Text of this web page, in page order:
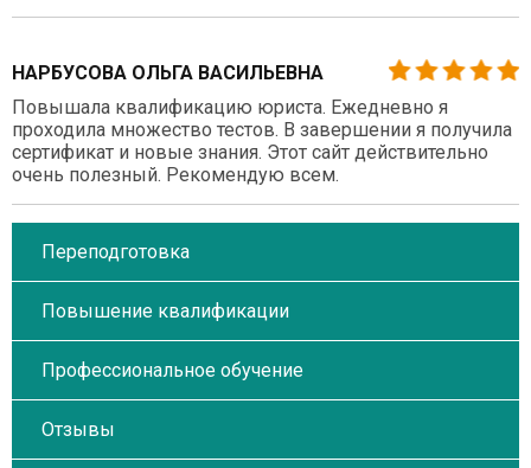
НАРБУСОВА ОЛЬГА ВАСИЛЬЕВНА
Повышала квалификацию юриста. Ежедневно я
проходила множество тестов. В завершении я получила
сертификат и новые знания. Этот сайт действительно
очень полезный. Рекомендую всем.
Переподготовка
Повышение квалификации
Профессиональное обучение
Отзывы